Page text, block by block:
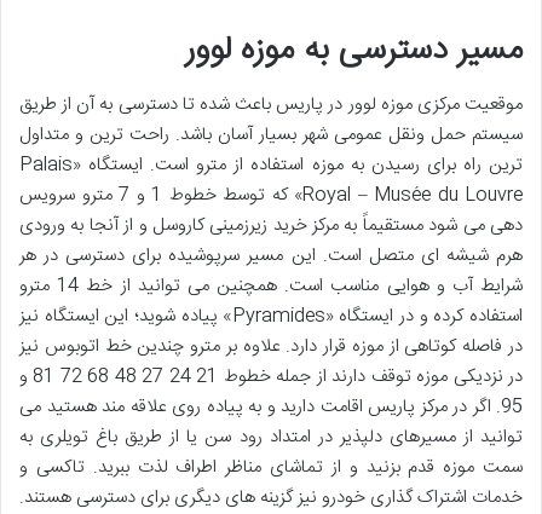
مسیر دسترسی به موزه لوور
موقعیت مرکزی موزه لوور در پاریس باعث شده تا دسترسی به آن از طریق
سیستم حمل ونقل عمومی شهر بسیار آسان باشد. راحت ترین و متداول
ترین راه برای رسیدن به موزه استفاده از مترو است. ایستگاه «Palais
Royal – Musée du Louvre» که توسط خطوط 1 و 7 مترو سرویس
دهی می شود مستقیماً به مرکز خرید زیرزمینی کاروسل و از آنجا به ورودی
هرم شیشه ای متصل است. این مسیر سرپوشیده برای دسترسی در هر
شرایط آب و هوایی مناسب است. همچنین می توانید از خط 14 مترو
استفاده کرده و در ایستگاه «Pyramides» پیاده شوید؛ این ایستگاه نیز
در فاصله کوتاهی از موزه قرار دارد. علاوه بر مترو چندین خط اتوبوس نیز
در نزدیکی موزه توقف دارند از جمله خطوط 21 24 27 48 68 72 81 و
95. اگر در مرکز پاریس اقامت دارید و به پیاده روی علاقه مند هستید می
توانید از مسیرهای دلپذیر در امتداد رود سن یا از طریق باغ تویلری به
سمت موزه قدم بزنید و از تماشای مناظر اطراف لذت ببرید. تاکسی و
خدمات اشتراک گذاری خودرو نیز گزینه های دیگری برای دسترسی هستند.